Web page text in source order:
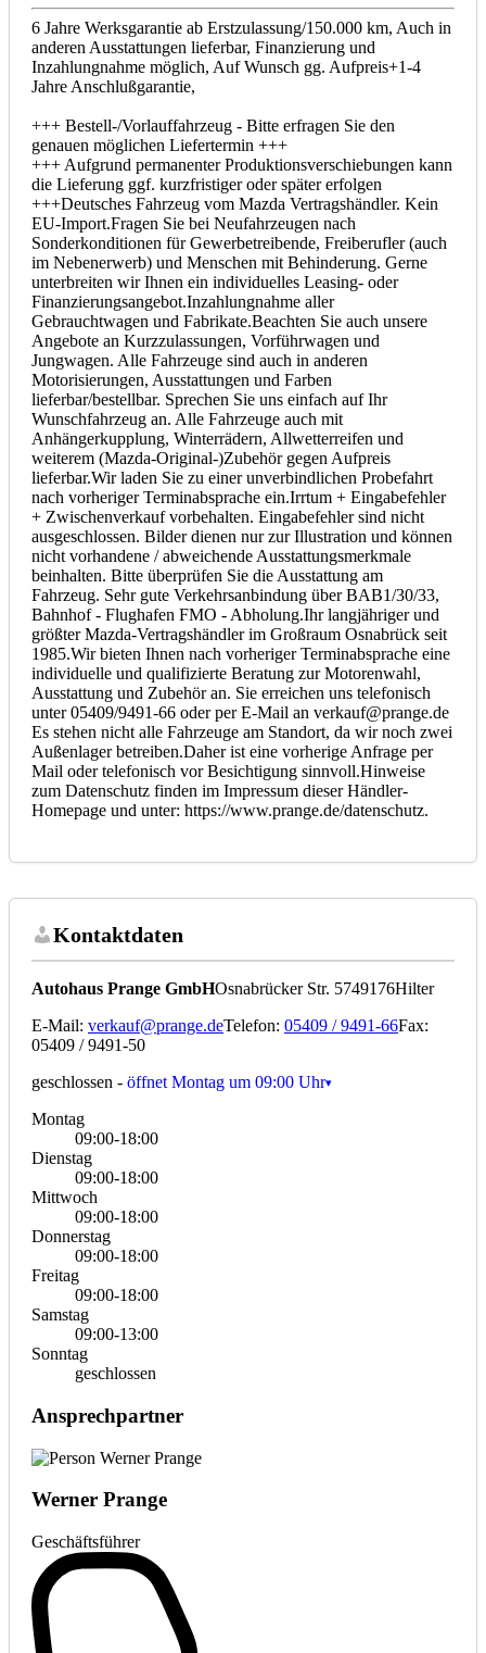
6 Jahre Werksgarantie ab Erstzulassung/150.000 km, Auch in
anderen Ausstattungen lieferbar, Finanzierung und
Inzahlungnahme möglich, Auf Wunsch gg. Aufpreis+1-4
Jahre Anschlußgarantie,
+++ Bestell-/Vorlauffahrzeug - Bitte erfragen Sie den
genauen möglichen Liefertermin +++
+++ Aufgrund permanenter Produktionsverschiebungen kann
die Lieferung ggf. kurzfristiger oder später erfolgen
+++Deutsches Fahrzeug vom Mazda Vertragshändler. Kein
EU-Import.Fragen Sie bei Neufahrzeugen nach
Sonderkonditionen für Gewerbetreibende, Freiberufler (auch
im Nebenerwerb) und Menschen mit Behinderung. Gerne
unterbreiten wir Ihnen ein individuelles Leasing- oder
Finanzierungsangebot.Inzahlungnahme aller
Gebrauchtwagen und Fabrikate.Beachten Sie auch unsere
Angebote an Kurzzulassungen, Vorführwagen und
Jungwagen. Alle Fahrzeuge sind auch in anderen
Motorisierungen, Ausstattungen und Farben
lieferbar/bestellbar. Sprechen Sie uns einfach auf Ihr
Wunschfahrzeug an. Alle Fahrzeuge auch mit
Anhängerkupplung, Winterrädern, Allwetterreifen und
weiterem (Mazda-Original-)Zubehör gegen Aufpreis
lieferbar.Wir laden Sie zu einer unverbindlichen Probefahrt
nach vorheriger Terminabsprache ein.Irrtum + Eingabefehler
+ Zwischenverkaufvorbehalten. Eingabefehler sind nicht
ausgeschlossen. Bilder dienen nur zur Illustration und können
nicht vorhandene / abweichende Ausstattungsmerkmale
beinhalten. Bitte überprüfen Sie die Ausstattung am
Fahrzeug. Sehr gute Verkehrsanbindung über BAB1/30/33,
Bahnhof - Flughafen FMO - Abholung.Ihr langjähriger und
größter Mazda-Vertragshändler im Großraum Osnabrück seit
1985.Wir bieten Ihnen nach vorheriger Terminabsprache eine
individuelle und qualifizierte Beratung zur Motorenwahl,
Ausstattung und Zubehör an. Sie erreichen uns telefonisch
unter 05409/9491-66 oder per E-Mail an verkauf@prange.de
Es stehen nicht alle Fahrzeuge am Standort, da wir noch zwei
Außenlager betreiben.Daher ist eine vorherige Anfrage per
Mail oder telefonisch vor Besichtigung sinnvoll.Hinweise
zum Datenschutz finden im Impressum dieser Händler-
Homepage und unter: https://www.prange.de/datenschutz.
Kontaktdaten
Autohaus Prange GmbHOsnabrücker Str. 5749176Hilter
E-Mail: verkauf@prange.deTelefon: 05409 / 9491-66Fax:
05409 / 9491-50
geschlossen - öffnet Montag um 09:00 Uhr
Montag
09:00-18:00
Dienstag
09:00-18:00
Mittwoch
09:00-18:00
Donnerstag
09:00-18:00
Freitag
09:00-18:00
Samstag
09:00-13:00
Sonntag
geschlossen
Ansprechpartner
Werner Prange
Geschäftsführer